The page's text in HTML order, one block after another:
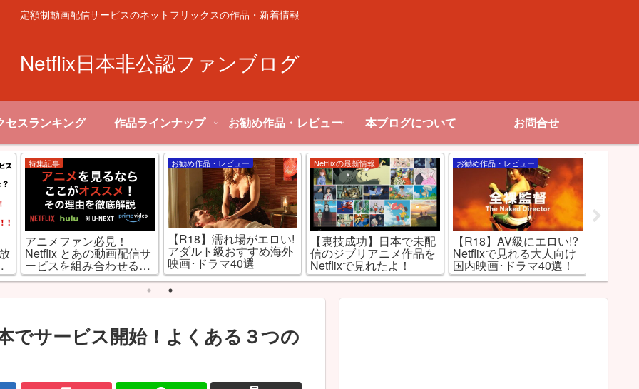
定額制動画配信サービスのネットフリックスの作品・新着情報
Netflix日本非公認ファンブログ
セスランキング 作品ラインナップ お勧め作品・レビュー 本ブログについて お問合せ
特集記事
アニメファン必見！
Netflix とあの動画配信サ
ービスを組み合わせると
最強だった件
お勧め作品・レビュー
【R18】濡れ場がエロい!
アダルト級おすすめ海外
映画･ドラマ40選
Netflixの最新情報
【裏技成功】日本で未配
信のジブリアニメ作品を
Netflixで見れたよ！
お勧め作品・レビュー
【R18】AV級にエロい!?
Netflixで見れる大人向け
国内映画･ドラマ40選！
督を演
でサービス開始！よくある３つの